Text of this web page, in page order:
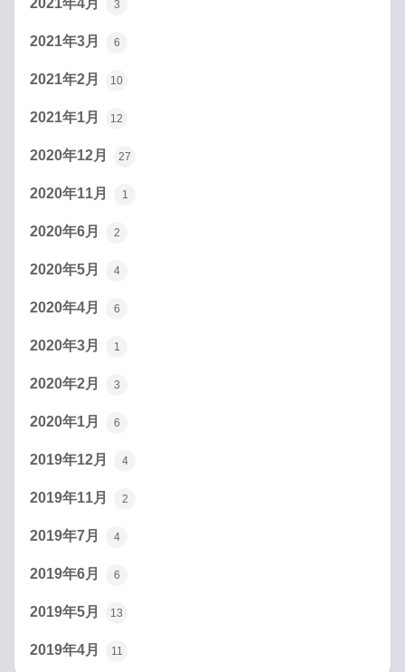
2021年4月 3
2021年3月 6
2021年2月 10
2021年1月 12
2020年12月 27
2020年11月 1
2020年6月 2
2020年5月 4
2020年4月 6
2020年3月 1
2020年2月 3
2020年1月 6
2019年12月 4
2019年11月 2
2019年7月 4
2019年6月 6
2019年5月 13
2019年4月 11